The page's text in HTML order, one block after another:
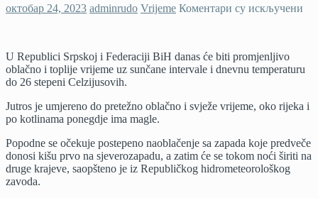
октобар 24, 2023 adminrudo Vrijeme Коментари су искључени
U Republici Srpskoj i Federaciji BiH danas će biti promjenljivo
oblačno i toplije vrijeme uz sunčane intervale i dnevnu temperaturu
do 26 stepeni Celzijusovih.
Jutros je umjereno do pretežno oblačno i svježe vrijeme, oko rijeka i
po kotlinama ponegdje ima magle.
Popodne se očekuje postepeno naoblačenje sa zapada koje predveče
donosi kišu prvo na sjeverozapadu, a zatim će se tokom noći širiti na
druge krajeve, saopšteno je iz Republičkog hidrometeorološkog
zavoda.